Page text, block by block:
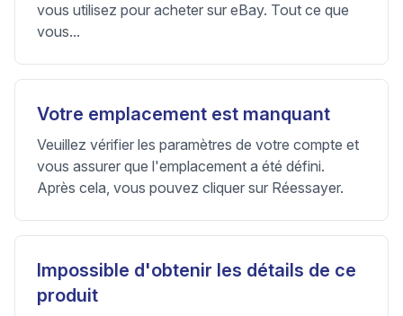
vous utilisez pour acheter sur eBay. Tout ce que
vous...
Votre emplacement est manquant
Veuillez vérifier les paramètres de votre compte et
vous assurer que l'emplacement a été défini.
Après cela, vous pouvez cliquer sur Réessayer.
Impossible d'obtenir les détails de ce
produit